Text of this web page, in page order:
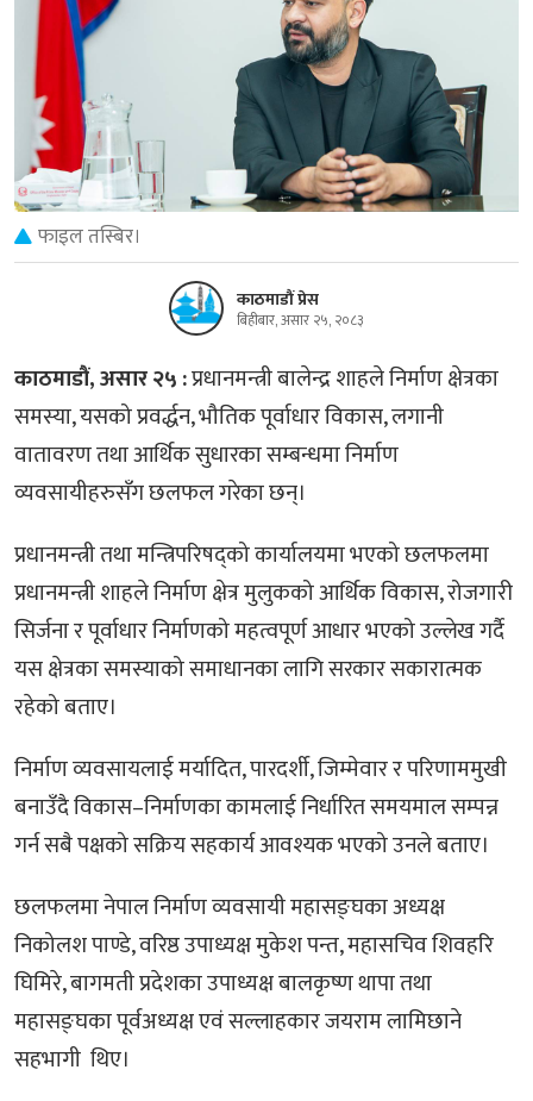
फाइल तस्बिर।
काठमाडौं प्रेस
बिहीबार, असार २५, २०८३
काठमाडौं, असार २५ :प्रधानमन्त्री बालेन्द्र शाहले निर्माण क्षेत्रका
समस्या, यसको प्रवर्द्धन, भौतिक पूर्वाधार विकास, लगानी
वातावरण तथा आर्थिक सुधारका सम्बन्धमा निर्माण
व्यवसायीहरुसँग छलफल गरेका छन्।
प्रधानमन्त्री तथा मन्त्रिपरिषद्को कार्यालयमा भएको छलफलमा
प्रधानमन्त्री शाहले निर्माण क्षेत्र मुलुकको आर्थिक विकास, रोजगारी
सिर्जना र पूर्वाधार निर्माणको महत्वपूर्ण आधार भएको उल्लेख गर्दै
यस क्षेत्रका समस्याको समाधानका लागि सरकार सकारात्मक
रहेको बताए।
निर्माण व्यवसायलाई मर्यादित, पारदर्शी, जिम्मेवार र परिणाममुखी
बनाउँदै विकास–निर्माणका कामलाई निर्धारित समयमाल सम्पन्न
गर्न सबै पक्षको सक्रिय सहकार्य आवश्यक भएको उनले बताए।
छलफलमा नेपाल निर्माण व्यवसायी महासङ्घका अध्यक्ष
निकोलश पाण्डे, वरिष्ठ उपाध्यक्ष मुकेश पन्त, महासचिव शिवहरि
घिमिरे, बागमती प्रदेशका उपाध्यक्ष बालकृष्ण थापा तथा
महासङ्घका पूर्वअध्यक्ष एवं सल्लाहकार जयराम लामिछाने
सहभागी थिए।